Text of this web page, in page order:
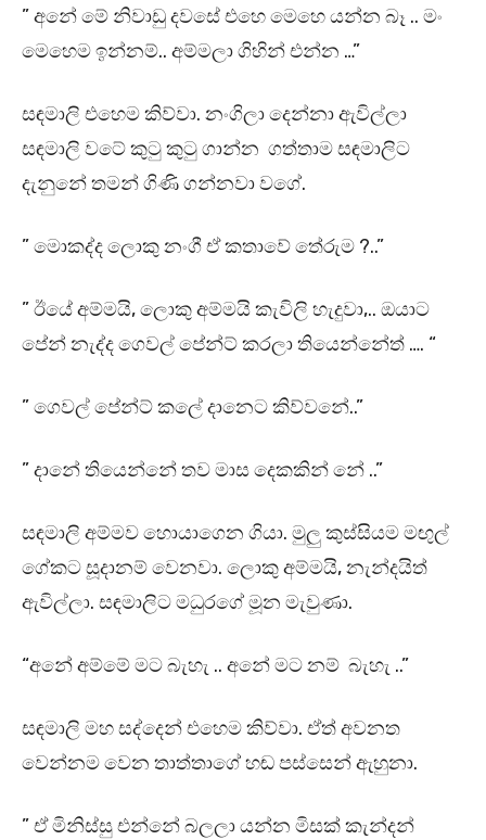
” අනේ මේ නිවාඩු දවසේ එහෙ මෙහෙ යන්න බෑ .. මං
මෙහෙම ඉන්නම්.. අම්මලා ගිහින් එන්න …”
සඳමාලි එහෙම කිව්වා. නංගිලා දෙන්නා ඇවිල්ලා
සඳමාලි වටේ කුටු කුටු ගාන්න ගත්තාම සඳමාලිට
දැනුනේ තමන් ගිණි ගන්නවා වගේ.
” මොකද්ද ලොකු නංගී ඒ කතාවේ තේරුම ?..”
” ඊයේ අම්මයි, ලොකු අම්මයි කැවිලි හැදුවා,.. ඔයාට
පේන් නැද්ද ගෙවල් පේන්ට් කරලා තියෙන්නේත් …. “
” ගෙවල් පේන්ට් කලේ දානෙට කිව්වනේ..”
” දානේ තියෙන්නේ තව මාස දෙකකින් නේ ..”
සඳමාලි අම්මව හොයාගෙන ගියා. මුලු කුස්සියම මඟුල්
ගේකට සූදානම් වෙනවා. ලොකු අම්මයි, නැන්දයිත්
ඇවිල්ලා. සඳමාලිට මධුරගේ මූන මැවුණා.
“අනේ අම්මේ මට බැහැ .. අනේ මට නම් බැහැ ..”
සඳමාලි මහ සද්දෙන් එහෙම කිව්වා. ඒත් අවනත
වෙන්නම වෙන තාත්තාගේ හඬ පස්සෙන් ඇහුනා.
” ඒ මිනිස්සු එන්නේ බලලා යන්න මිසක් කැන්දන්